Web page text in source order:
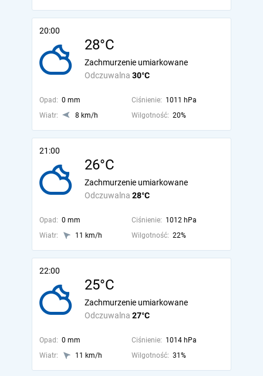
20:00
28°C
Odczuwalna 30°C
Zachmurzenie umiarkowane
Opad: 0 mm Ciśnienie: 1011 hPa
Wiatr:
8 km/h Wilgotność: 20%
21:00
26°C
Odczuwalna 28°C
Zachmurzenie umiarkowane
Opad: 0 mm Ciśnienie: 1012 hPa
Wiatr:
11 km/h Wilgotność: 22%
22:00
25°C
Odczuwalna 27°C
Zachmurzenie umiarkowane
Opad: 0 mm Ciśnienie: 1014 hPa
Wiatr:
11 km/h Wilgotność: 31%